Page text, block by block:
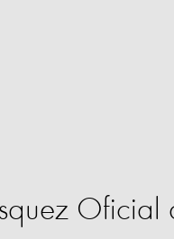
Oficial